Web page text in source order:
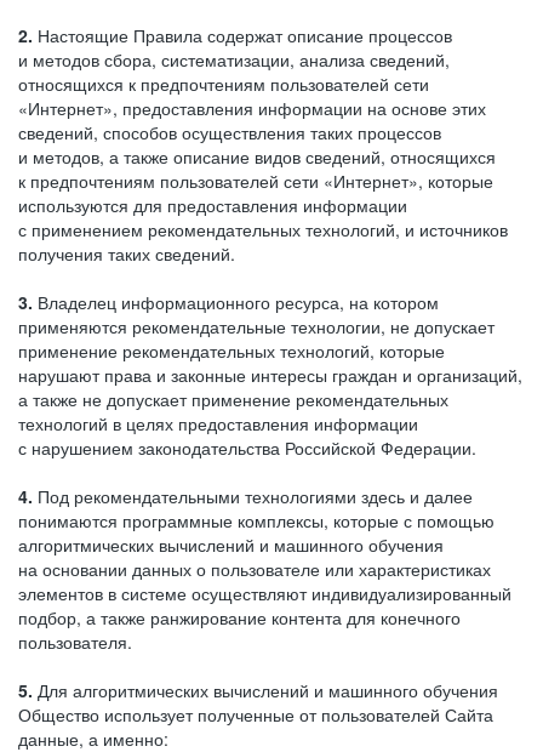
2. Настоящие Правила содержат описание процессов
и методов сбора, систематизации, анализа сведений,
относящихся к предпочтениям пользователей сети
«Интернет», предоставления информации на основе этих
сведений, способов осуществления таких процессов
и методов, а также описание видов сведений, относящихся
к предпочтениям пользователей сети «Интернет», которые
используются для предоставления информации
с применением рекомендательных технологий, и источников
получения таких сведений.
3. Владелец информационного ресурса, на котором
применяются рекомендательные технологии, не допускает
применение рекомендательных технологий, которые
нарушают права и законные интересы граждан и организаций,
а также не допускает применение рекомендательных
технологий в целях предоставления информации
с нарушением законодательства Российской Федерации.
4. Под рекомендательными технологиями здесь и далее
понимаются программные комплексы, которые с помощью
алгоритмических вычислений и машинного обучения
на основании данных о пользователе или характеристиках
элементов в системе осуществляют индивидуализированный
подбор, а также ранжирование контента для конечного
пользователя.
5. Для алгоритмических вычислений и машинного обучения
Общество использует полученные от пользователей Сайта
данные, а именно: